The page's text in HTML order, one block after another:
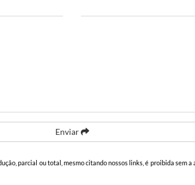
Enviar
parcial ou total, mesmo citando nossos links, é proibida sem